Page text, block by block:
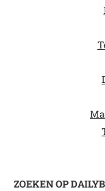
ZOEKEN OP